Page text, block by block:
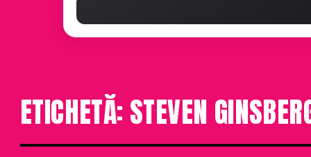
ETICHETĂ: STEVEN